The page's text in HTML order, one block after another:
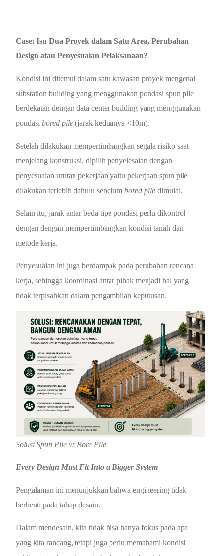
Case: Isu Dua Proyek dalam Satu Area, Perubahan
Design atau Penyesuaian Pelaksanaan?
Kondisi ini ditemui dalam satu kawasan proyekmengenai
substation building yang menggunakan pondasispun pile
berdekatan dengandata center building yang menggunakan
pondasibored pile (jarak keduanya <10m).
Setelah dilakukan mempertimbangkan segala risiko saat
menjelang konstruksi, dipilih penyelesaian dengan
penyesuaian urutan pekerjaan yaitu pekerjaanspun pile
dilakukan terlebih dahulu sebelumbored pile dimulai.
Selain itu, jarak antar beda tipe pondasi perlu dikontrol
dengan dengan mempertimbangkan kondisi tanah dan
metode kerja.
Penyesuaian ini juga berdampak pada perubahan rencana
kerja, sehingga koordinasi antar pihak menjadi hal yang
tidak terpisahkan dalam pengambilan keputusan.
Solusi Spun Pile vs Bore Pile
Every Design Must Fit Into a Bigger System
Pengalaman ini menunjukkan bahwa engineering tidak
berhenti pada tahap desain.
Dalam mendesain, kita tidak bisa hanya fokus pada apa
yang kita rancang, tetapi juga perlu memahami kondisi